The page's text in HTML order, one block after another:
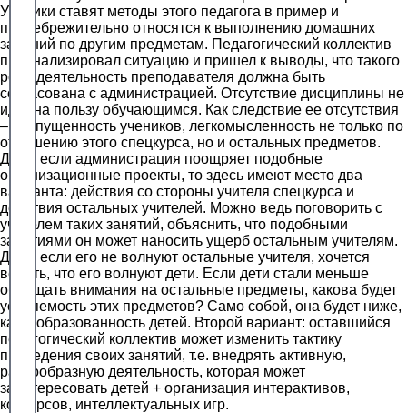
Ученики ставят методы этого педагога в пример и
пренебрежительно относятся к выполнению домашних
заданий по другим предметам. Педагогический коллектив
проанализировал ситуацию и пришел к выводы, что такого
рода деятельность преподавателя должна быть
согласована с администрацией. Отсутствие дисциплины не
идет на пользу обучающимся. Как следствие ее отсутствия
– распущенность учеников, легкомысленность не только по
отношению этого спецкурса, но и остальных предметов.
Даже если администрация поощряет подобные
организационные проекты, то здесь имеют место два
варианта: действия со стороны учителя спецкурса и
действия остальных учителей. Можно ведь поговорить с
учителем таких занятий, объяснить, что подобными
занятиями он может наносить ущерб остальным учителям.
Даже если его не волнуют остальные учителя, хочется
верить, что его волнуют дети. Если дети стали меньше
обращать внимания на остальные предметы, какова будет
усвояемость этих предметов? Само собой, она будет ниже,
как и образованность детей. Второй вариант: оставшийся
педагогический коллектив может изменить тактику
проведения своих занятий, т.е. внедрять активную,
разнообразную деятельность, которая может
заинтересовать детей + организация интерактивов,
конкурсов, интеллектуальных игр.